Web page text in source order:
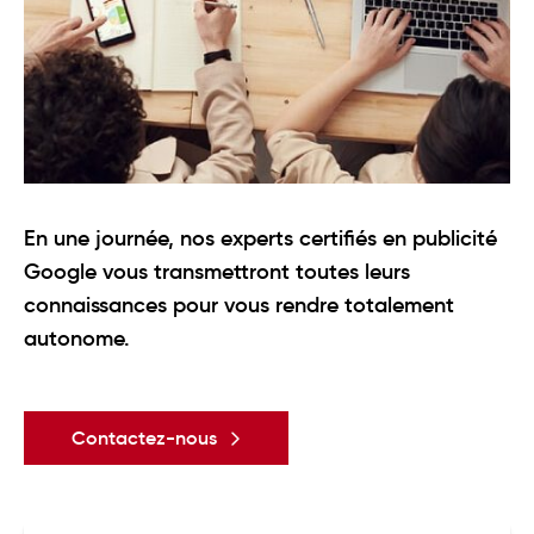
Votre journée en 5 étapes
En une journée, nos experts certifiés en publicité
Google vous transmettront toutes leurs
connaissances pour vous rendre totalement
autonome.
Contactez-nous